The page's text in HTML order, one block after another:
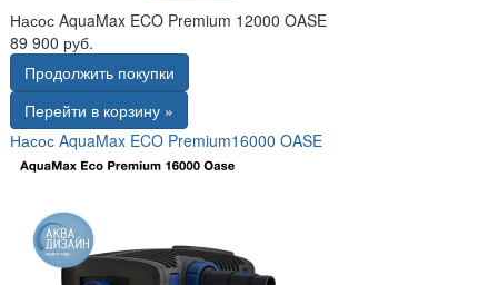
Насос AquaMax ECO Premium 12000 OASE
89 900 руб.
Продолжить покупки
Перейти в корзину »
Насос AquaMax ECO Premium16000 OASE